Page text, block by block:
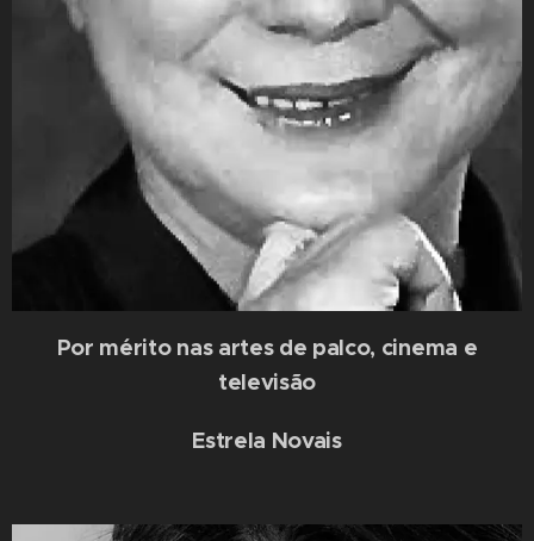
Por mérito nas artes de palco, cinema e
televisão
Estrela Novais